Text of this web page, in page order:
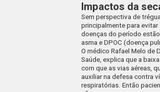
Impactos da
Sem perspectiva de
principalmente para
doenças do período
asma e DPOC (doença
O médico Rafael Melo de
Saúde, explica que a
com que as vias aéreas,
auxiliar na defesa contra
respiratórias. Então